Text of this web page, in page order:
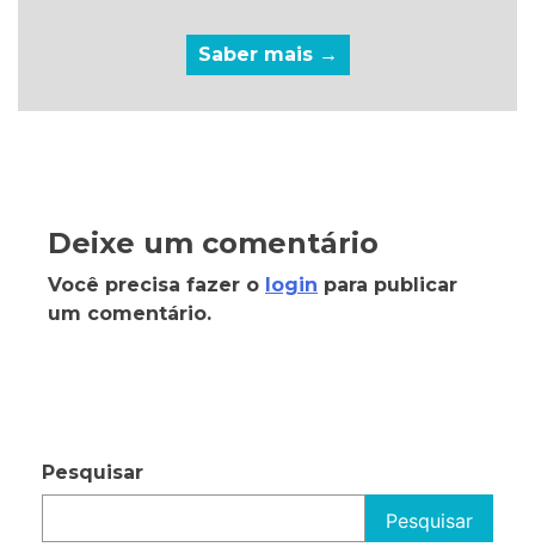
Saber mais →
Deixe um comentário
Você precisa fazer o login para publicar
um comentário.
Pesquisar
Pesquisar